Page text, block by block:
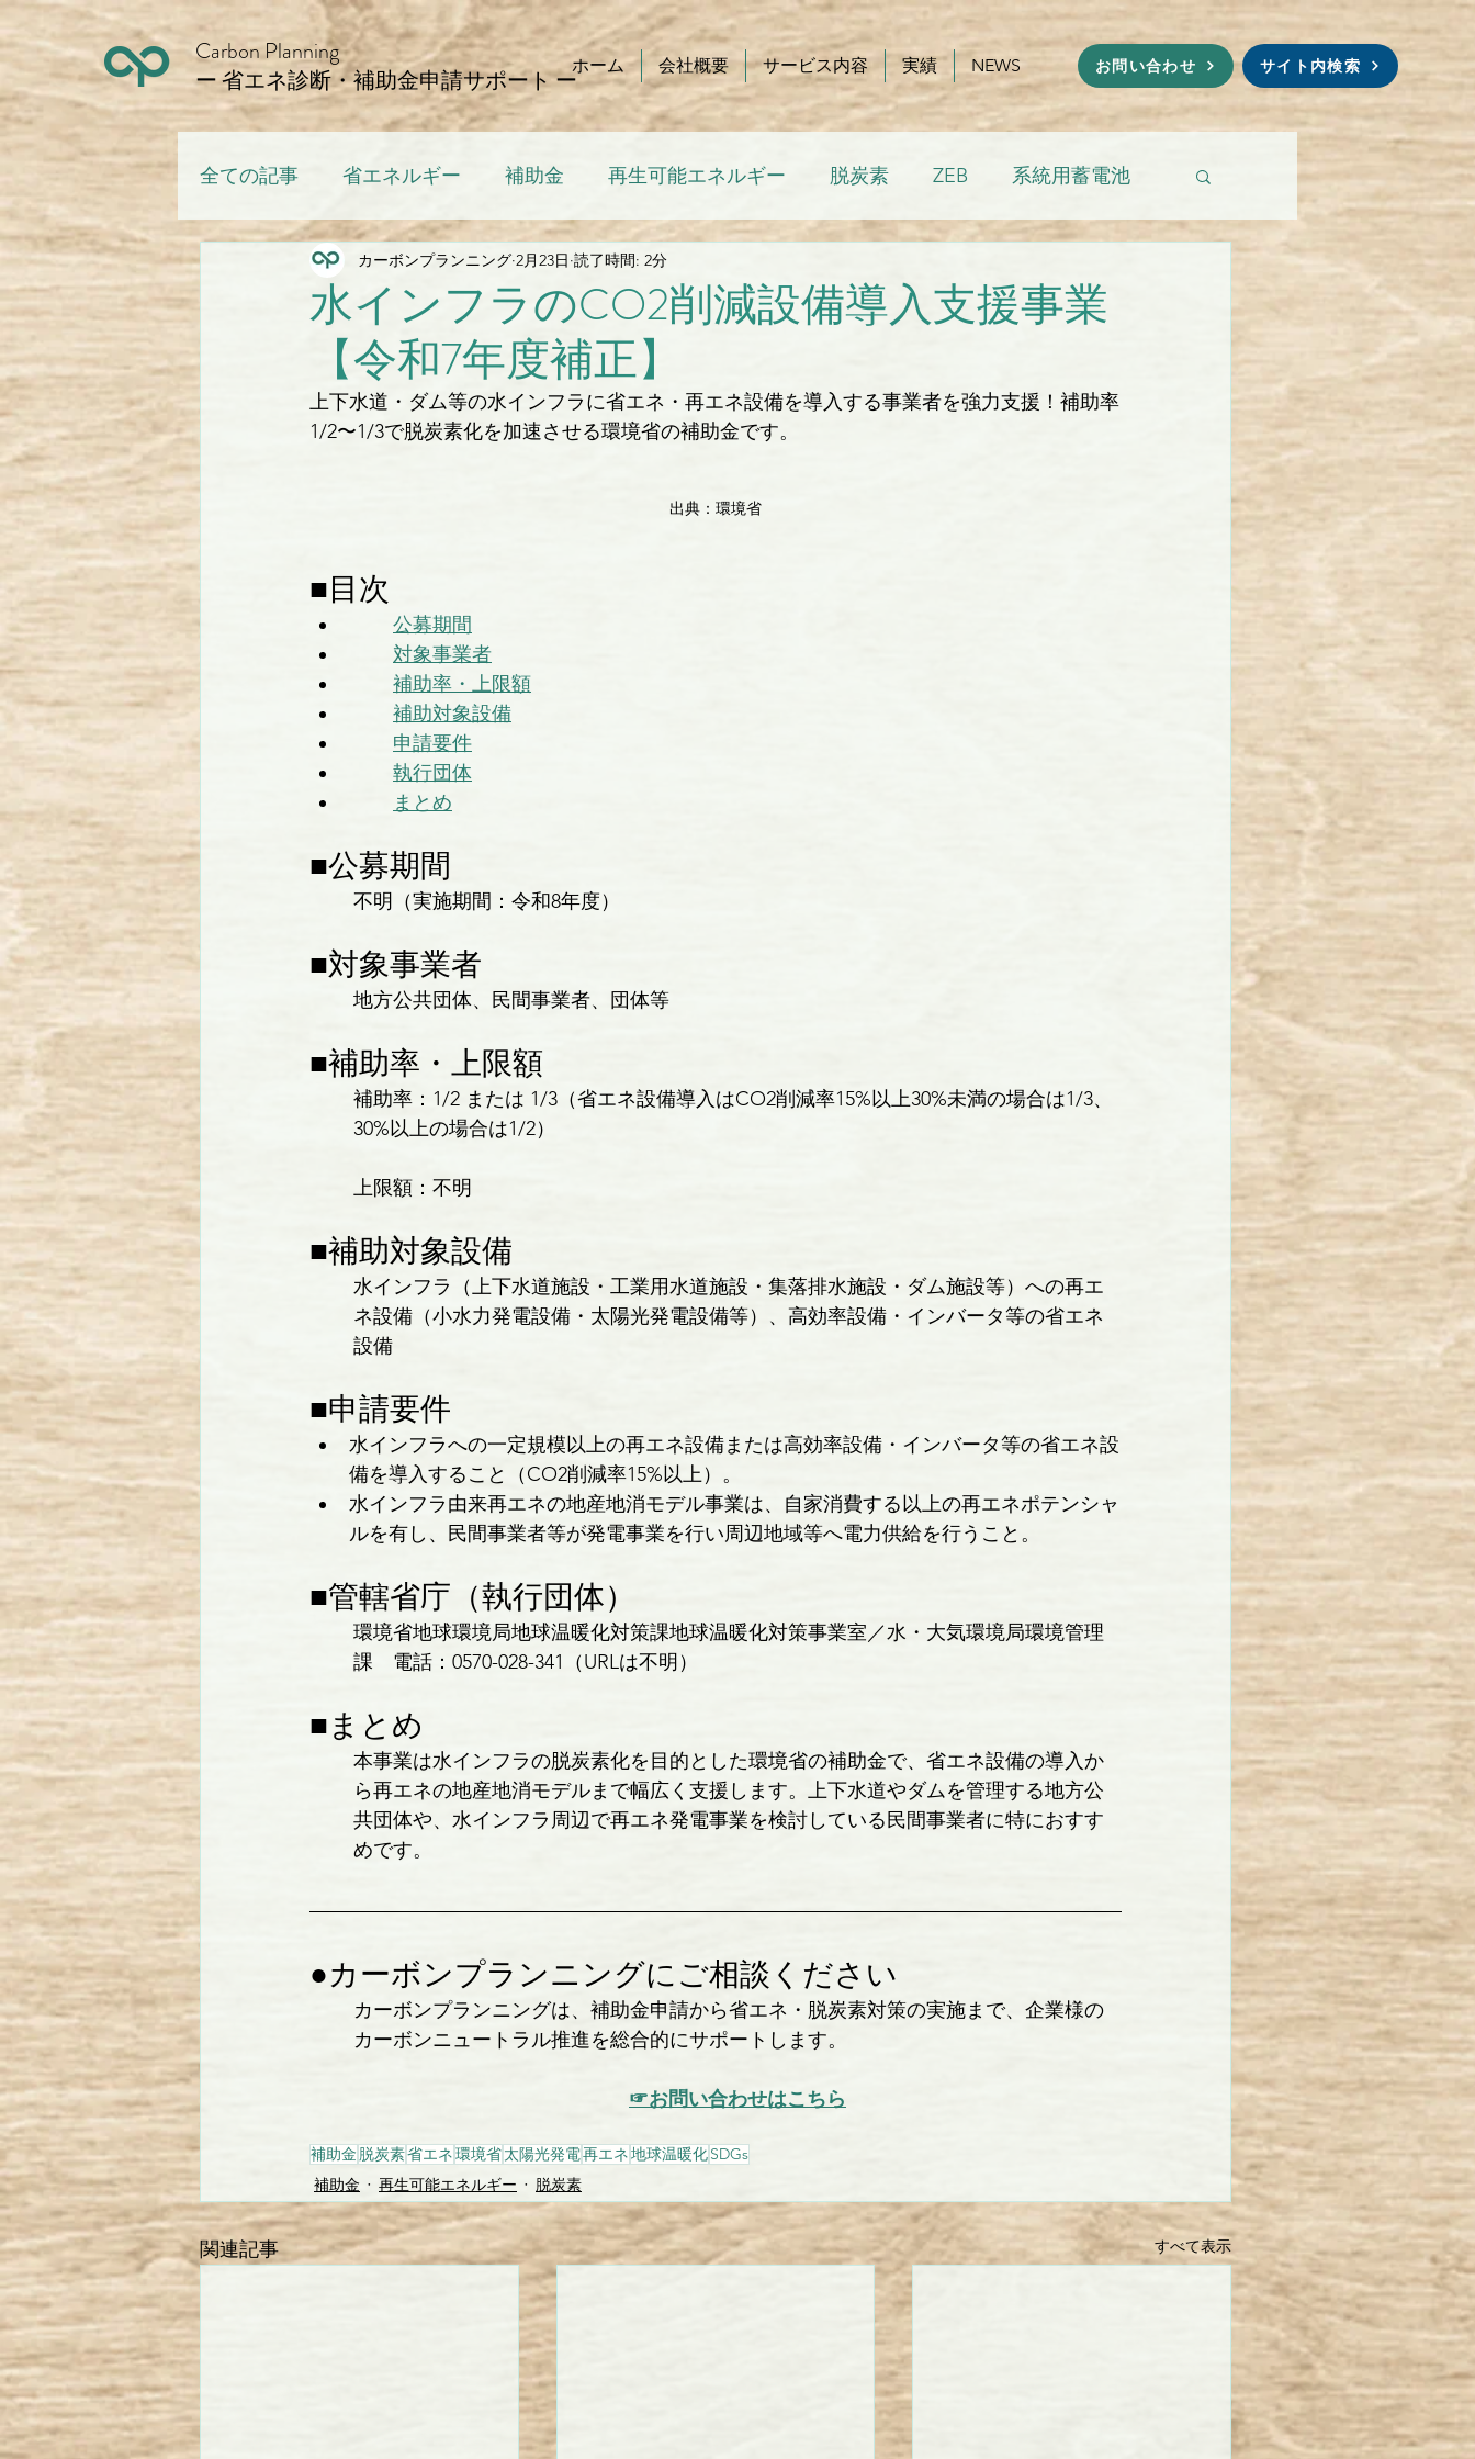
Carbon Planning
ー 省エネ診断・補助金申請サポート ーホーム 会社概要 サービス内容 実績 NEWS お問い合わせ サイト内検索
全ての記事 省エネルギー 補助金 再生可能エネルギー 脱炭素 ZEB 系統用蓄電池
水インフラのCO2削減設備導入支援事業
【令和7年度補正】
カーボンプランニング 2月23日 読了時間: 2分
上下水道・ダム等の水インフラに省エネ・再エネ設備を導入する事業者を強力支援！補助率
1/2〜1/3で脱炭素化を加速させる環境省の補助金です。
出典：環境省
■目次
公募期間
対象事業者
補助率・上限額
補助対象設備
申請要件
執行団体
まとめ
■公募期間
不明（実施期間：令和8年度）
■対象事業者
地方公共団体、民間事業者、団体等
■補助率・上限額
補助率：1/2 または 1/3（省エネ設備導入はCO2削減率15%以上30%未満の場合は1/3、
30%以上の場合は1/2）
上限額：不明
■補助対象設備
水インフラ（上下水道施設・工業用水道施設・集落排水施設・ダム施設等）への再エ
ネ設備（小水力発電設備・太陽光発電設備等）、高効率設備・インバータ等の省エネ
設備
■申請要件
水インフラへの一定規模以上の再エネ設備または高効率設備・インバータ等の省エネ設
備を導入すること（CO2削減率15%以上）。
水インフラ由来再エネの地産地消モデル事業は、自家消費する以上の再エネポテンシャ
ルを有し、民間事業者等が発電事業を行い周辺地域等へ電力供給を行うこと。
■管轄省庁（執行団体）
環境省地球環境局地球温暖化対策課地球温暖化対策事業室／水・大気環境局環境管理
課　電話：0570-028-341（URLは不明）
■まとめ
本事業は水インフラの脱炭素化を目的とした環境省の補助金で、省エネ設備の導入か
ら再エネの地産地消モデルまで幅広く支援します。上下水道やダムを管理する地方公
共団体や、水インフラ周辺で再エネ発電事業を検討している民間事業者に特におすす
めです。
●カーボンプランニングにご相談ください
カーボンプランニングは、補助金申請から省エネ・脱炭素対策の実施まで、企業様の
カーボンニュートラル推進を総合的にサポートします。
☞お問い合わせはこちら
補助金 脱炭素省エネ環境省太陽光発電再エネ地球温暖化SDGs
補助金
再生可能エネルギー 脱炭素
関連記事 すべて表示